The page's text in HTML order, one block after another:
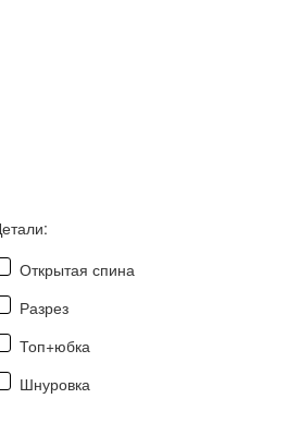
Открытая спина
Разрез
Топ+юбка
Шнуровка